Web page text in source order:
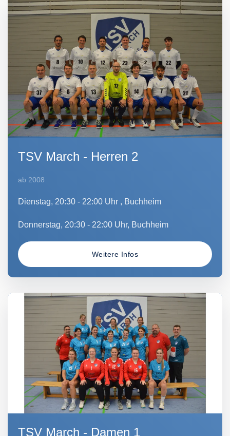
TSV March - Herren 2
ab 2008
Dienstag, 20:30 - 22:00 Uhr , Buchheim
Donnerstag, 20:30 - 22:00 Uhr, Buchheim
Weitere Infos
TSV March - Damen 1